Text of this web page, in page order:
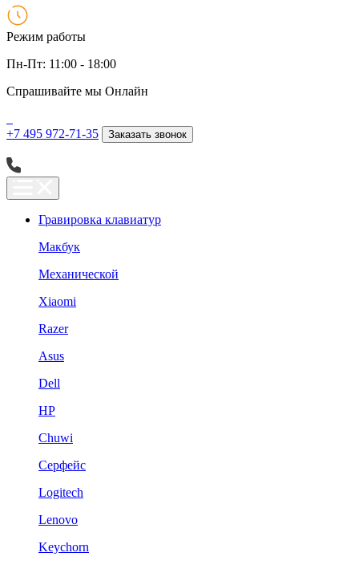
Режим работы
Пн-Пт: 11:00 - 18:00
Спрашивайте мы Онлайн
+7 495 972-71-35 Заказать звонок
Гравировка клавиатур
Макбук
Механической
Xiaomi
Razer
Asus
Dell
HP
Chuwi
Серфейс
Logitech
Lenovo
Keychorn